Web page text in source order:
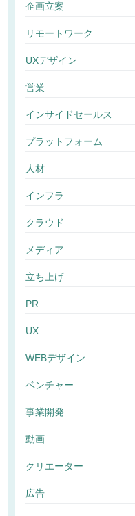
企画立案
リモートワーク
UXデザイン
営業
インサイドセールス
プラットフォーム
人材
インフラ
クラウド
メディア
立ち上げ
PR
UX
WEBデザイン
ベンチャー
事業開発
動画
クリエーター
広告